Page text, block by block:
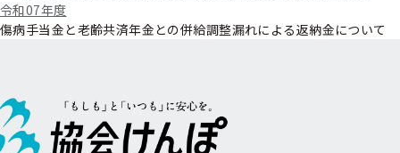
令和07年度
傷病手当金と老齢共済年金との併給調整漏れによる返納金について